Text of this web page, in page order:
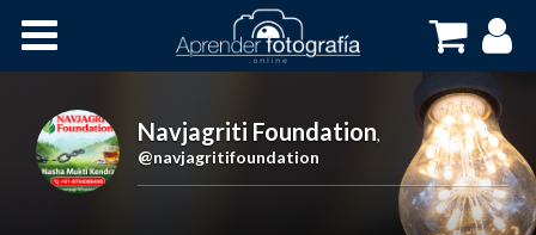
Cursos OnLine
Navjagriti Foundation,
@navjagritifoundation